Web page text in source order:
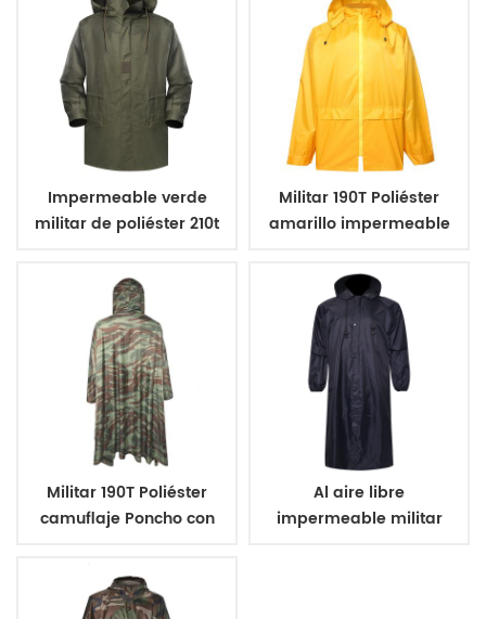
Impermeable verde
militar de poliéster 210t
pvc
Militar 190T Poliéster
amarillo impermeable
PVC
Militar 190T Poliéster
camuflaje Poncho con
Al aire libre
impermeable militar